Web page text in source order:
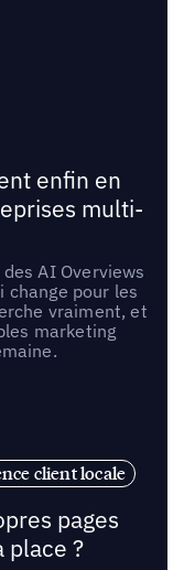
enfin en
multi-
AI Overviews
change pour les
vraiment, et
marketing
client locale
pages
place ?